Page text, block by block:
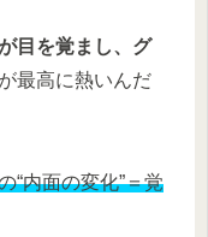
目を覚まし、グ
最高に熱いんだ
“内面の変化”＝覚